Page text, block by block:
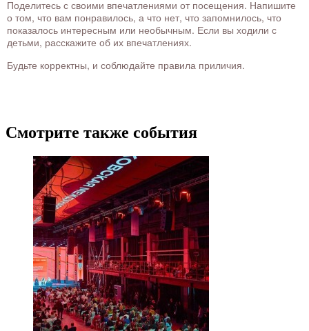
Поделитесь с своими впечатлениями от посещения. Напишите
о том, что вам понравилось, а что нет, что запомнилось, что
показалось интересным или необычным. Если вы ходили с
детьми, расскажите об их впечатлениях.
Будьте корректны, и соблюдайте правила приличия.
Смотрите также события